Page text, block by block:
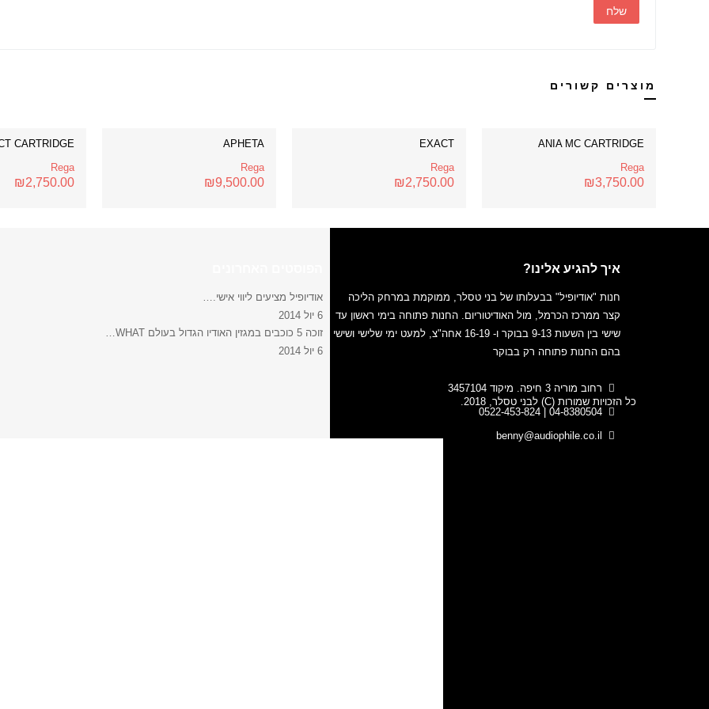
מוצרים קשורים
ANIA MC CARTRIDGE
Rega
₪3,750.00
EXACT
Rega
₪2,750.00
APHETA
Rega
₪9,500.00
CARTRIDGE
Rega
₪2,750.00
איך להגיע אלינו?
חנות "אודיופיל" בבעלותו של בני טסלר, ממוקמת במרחק הליכה
קצר ממרכז הכרמל, מול האודיטוריום. החנות פתוחה בימי ראשון עד
שישי בין השעות 9-13 בבוקר ו- 16-19 אחה"צ, למעט ימי שלישי ושישי
בהם החנות פתוחה רק בבוקר
רחוב מוריה 3 חיפה. מיקוד 3457104
benny@audiophile.co.il
כל הזכויות שמורות (C) לבני טסלר, 2018.
אודיופיל מציעים ליווי אישי.…
6 יול 2014
זוכה 5 כוכבים במגזין האודיו הגדול בעולם WHAT…
6 יול 2014